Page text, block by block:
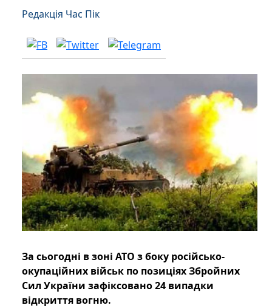
Редакція Час Пік
За сьогодні в зоні АТО з боку російсько-
окупаційних військ по позиціях Збройних
Сил України зафіксовано 24 випадки
відкриття вогню.